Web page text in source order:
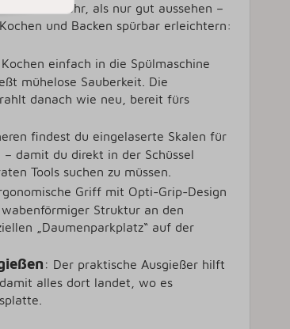
weit mehr, als nur gut aussehen –
und Backen spürbar erleichtern:
einfach in die Spülmaschine
mühelose Sauberkeit. Die
danach wie neu, bereit fürs
findest du eingelaserte Skalen für
damit du direkt in der Schüssel
Tools suchen zu müssen.
Griff mit Opti-Grip-Design
Struktur an den
„Daumenparkplatz“ auf der
: Der praktische Ausgießer hilft
alles dort landet, wo es